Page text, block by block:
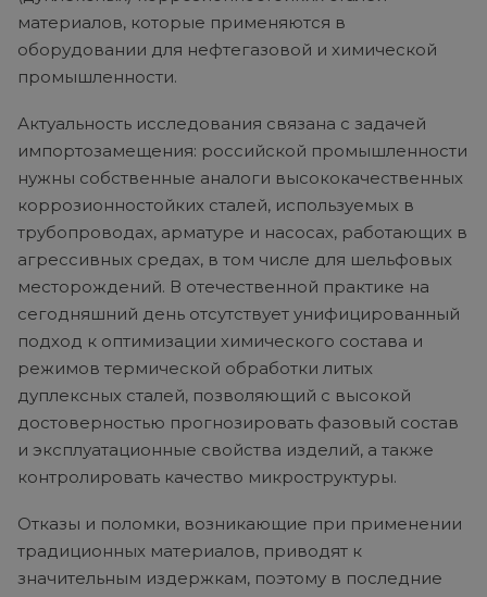
материалов, которые применяются в
оборудовании для нефтегазовой и химической
промышленности.
Актуальность исследования связана с задачей
импортозамещения: российской промышленности
нужны собственные аналоги высококачественных
коррозионностойких сталей, используемых в
трубопроводах, арматуре и насосах, работающих в
агрессивных средах, в том числе для шельфовых
месторождений. В отечественной практике на
сегодняшний день отсутствует унифицированный
подход к оптимизации химического состава и
режимов термической обработки литых
дуплексных сталей, позволяющий с высокой
достоверностью прогнозировать фазовый состав
и эксплуатационные свойства изделий, а также
контролировать качество микроструктуры.
Отказы и поломки, возникающие при применении
традиционных материалов, приводят к
значительным издержкам, поэтому в последние